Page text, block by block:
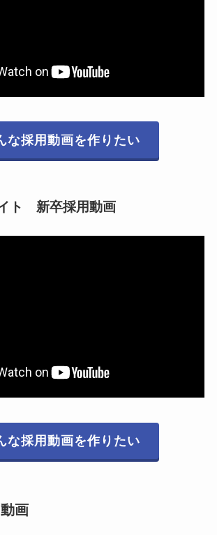
な採用動画を作りたい
ト 新卒採用動画
な採用動画を作りたい
画